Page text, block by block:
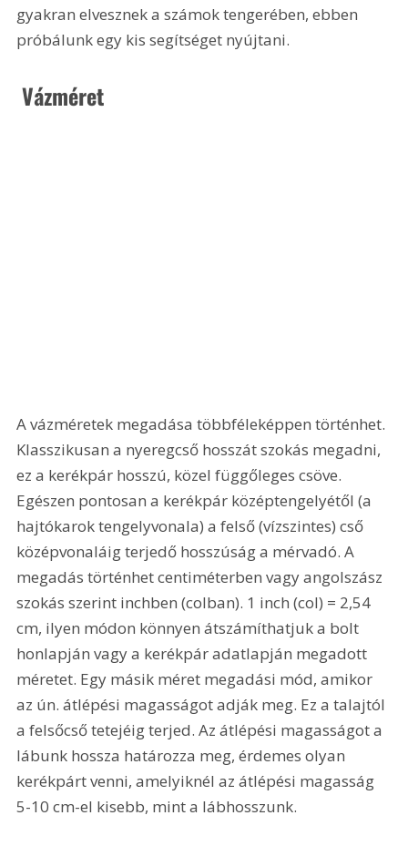
gyakran elvesznek a számok tengerében, ebben
próbálunk egy kis segítséget nyújtani.
Vázméret
A vázméretek megadása többféleképpen történhet.
Klasszikusan a nyeregcső hosszát szokás megadni,
ez a kerékpár hosszú, közel függőleges csöve.
Egészen pontosan a kerékpár középtengelyétől (a
hajtókarok tengelyvonala) a felső (vízszintes) cső
középvonaláig terjedő hosszúság a mérvadó. A
megadás történhet centiméterben vagy angolszász
szokás szerint inchben (colban). 1 inch (col) = 2,54
cm, ilyen módon könnyen átszámíthatjuk a bolt
honlapján vagy a kerékpár adatlapján megadott
méretet. Egy másik méret megadási mód, amikor
az ún. átlépési magasságot adják meg. Ez a talajtól
a felsőcső tetejéig terjed. Az átlépési magasságot a
lábunk hossza határozza meg, érdemes olyan
kerékpárt venni, amelyiknél az átlépési magasság
5-10 cm-el kisebb, mint a lábhosszunk.